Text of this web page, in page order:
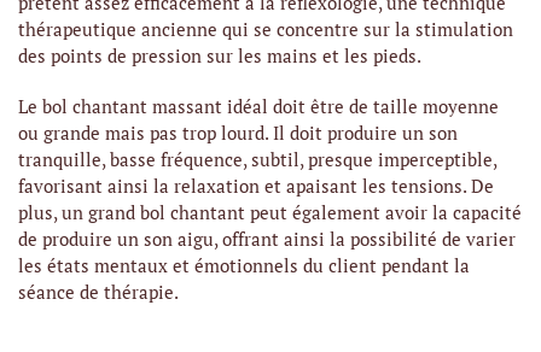
thérapeutique ancienne qui se concentre sur la stimulation
des points de pression sur les mains et les pieds.
Le bol chantant massant idéal doit être de taille moyenne
ou grande mais pas trop lourd. Il doit produire un son
tranquille, basse fréquence, subtil, presque imperceptible,
favorisant ainsi la relaxation et apaisant les tensions. De
plus, un grand bol chantant peut également avoir la capacité
de produire un son aigu, offrant ainsi la possibilité de varier
les états mentaux et émotionnels du client pendant la
séance de thérapie.